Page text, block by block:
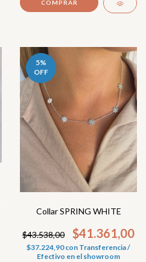
5%
OFF
Collar SPRING WHITE
$43.538,00 $41.361,00
$37.224,90con Transferencia /
Efectivo en el showroom